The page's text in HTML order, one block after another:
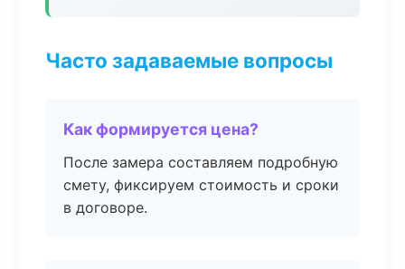
Часто задаваемые вопросы
Как формируется цена?
После замера составляем подробную
смету, фиксируем стоимость и сроки
в договоре.